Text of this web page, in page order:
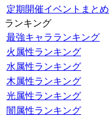
定期開催イベントまとめ
ランキング
最強キャラランキング
火属性ランキング
水属性ランキング
木属性ランキング
光属性ランキング
闇属性ランキング